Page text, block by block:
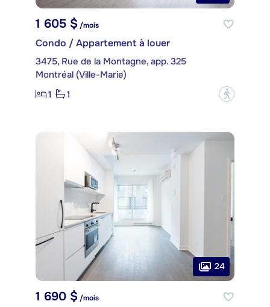
1 605 $/mois
Condo / Appartement à louer
3475, Rue de la Montagne, app. 325
Montréal (Ville-Marie)
1
1 ?
24
1 690 $ /mois